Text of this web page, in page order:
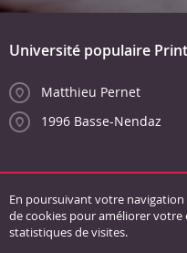
Université populaire
Matthieu Pernet
1996 Basse-Nendaz
En poursuivant votre
de cookies pour améliorer votre
statistiques de visites.